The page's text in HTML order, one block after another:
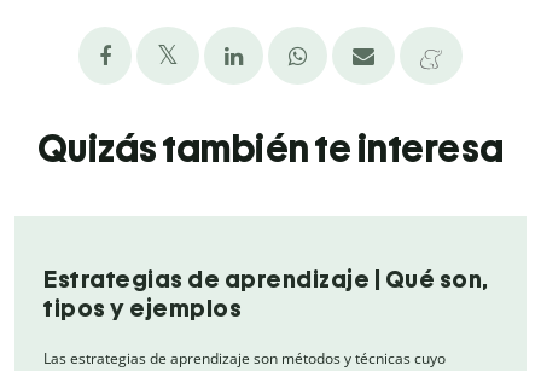
Quizás también te interesa
Estrategias de aprendizaje | Qué son,
tipos y ejemplos
Las estrategias de aprendizaje son métodos y técnicas cuyo